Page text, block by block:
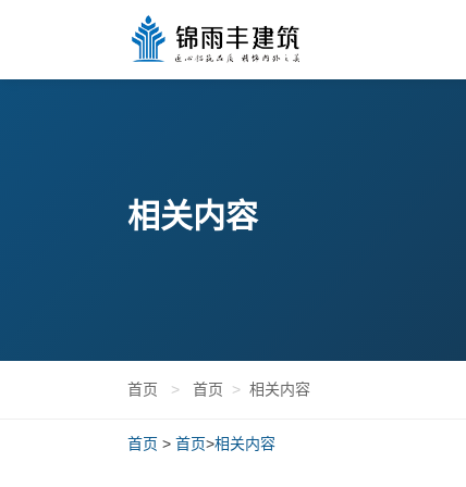
相关内容
首页 > 首页 > 相关内容
首页 > 首页>相关内容